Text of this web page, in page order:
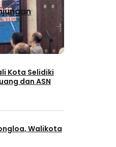
Kota Selidiki
dan ASN
Walikota